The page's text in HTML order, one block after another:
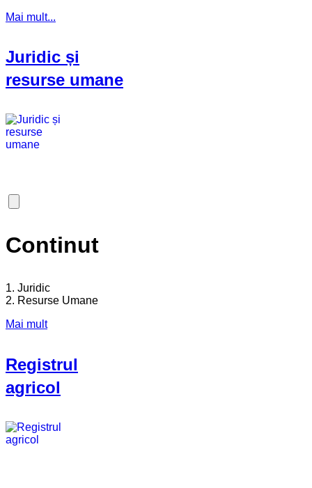
Mai mult...
Juridic și
resurse umane
Continut
1. Juridic
2. Resurse Umane
Mai mult
Registrul
agricol